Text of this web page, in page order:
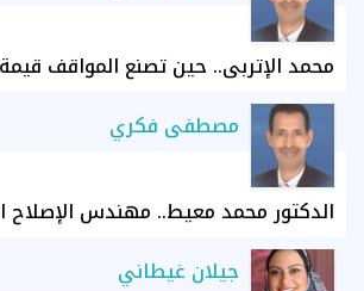
محمد الإتربي.. حين تصنع المواقف
مصطفى فكري
الدكتور محمد معيط.. مهندس الإصلاح
جيلان غيطاني